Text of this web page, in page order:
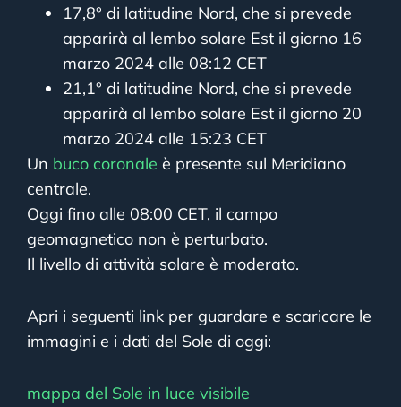
17,8° di latitudine Nord, che si prevede
apparirà al lembo solare Est il giorno 16
marzo 2024 alle 08:12 CET
21,1° di latitudine Nord, che si prevede
apparirà al lembo solare Est il giorno 20
marzo 2024 alle 15:23 CET
Un buco coronale è presente sul Meridiano
centrale.
Oggi fino alle 08:00 CET, il campo
geomagnetico non è perturbato.
Il livello di attività solare è moderato.
Apri i seguenti link per guardare e scaricare le
immagini e i dati del Sole di oggi:
mappa del Sole in luce visibile